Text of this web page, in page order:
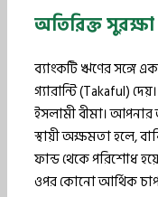
অতিরিক্ত সুরক্ষা
ব্যাংকটি ঋণের সঙ্গে
গ্যারান্টি (Takaful)
ইসলামী বীমা।
স্থায়ী অক্ষমতা হলে,
ফান্ড থেকে পরিশোধ
ওপর কোনো আর্থিক চাপ